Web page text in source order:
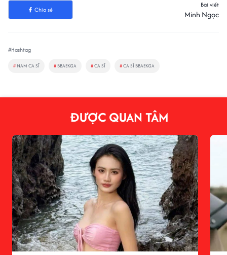
Chia sẻ
Bài viết
Minh Ngọc
#Hashtag
# NAM CA SĨ # BBAEKGA #CA SĨ #CA SĨ BBAEKGA
ĐƯỢC QUAN TÂM